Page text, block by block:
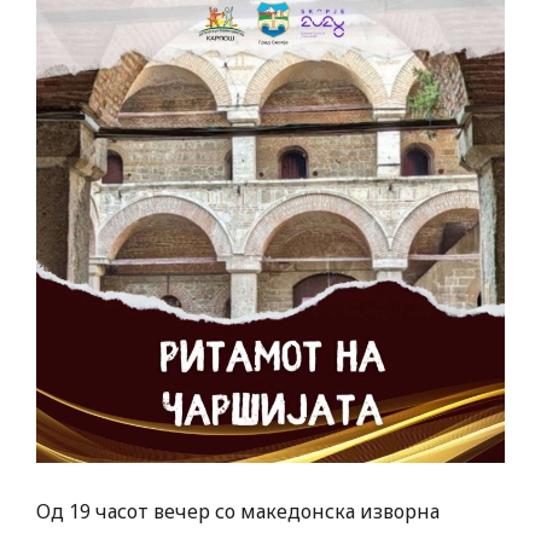
Од 19 часот вечер со македонска изворна